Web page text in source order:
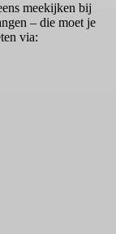
meekijken bij
– die moet je
via: